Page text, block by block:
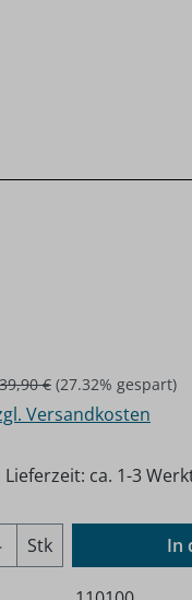
Regulärer Preis:
39,90 € (27.32% gespart)
Versandkosten
ca. 1-3
Gib den
Stk In